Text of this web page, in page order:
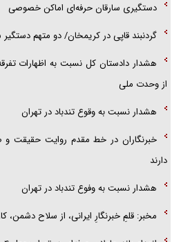
دستگیری سارقان حرفه‌ای اماکن خصوصی
گردنبند قاپی در کریمخان/ دو متهم
هشدار دادستان کل نسبت به اظهارات
از وحدت ملی
هشدار نسبت به وقوع تندباد در تهران
خبرنگاران در خط مقدم روایت حقیقت
دارند
هشدار نسبت به وفوع تندباد در تهران
مخبر: قلمِ خبرنگارِ ایرانی، از سلاح دشمن،